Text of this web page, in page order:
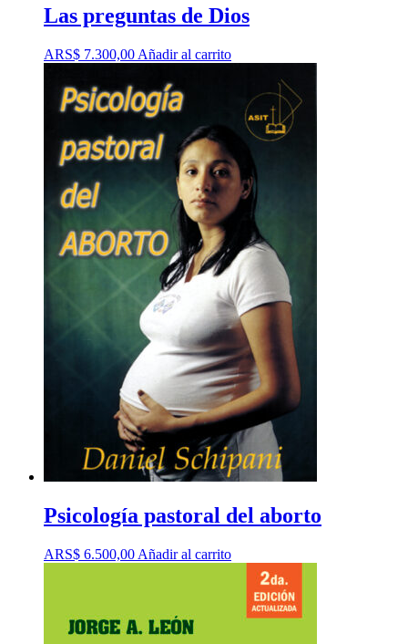
Las preguntas de Dios
ARS$ 7.300,00 Añadir al carrito
Psicología pastoral del aborto
ARS$ 6.500,00 Añadir al carrito